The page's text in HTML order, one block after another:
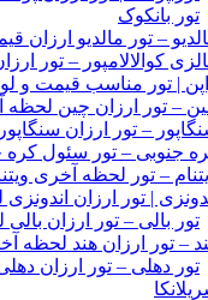
تور بانکوک
– تور مالدیو
کوالالامپور – تور
| تور مناسب قیمت و
– تور ارزان چین لحظه
– تور ارزان
جنوبی – تور سئول
– تور لحظه آخری
| تور ارزان
تور بالی – تور ارزان
– تور ارزان هند لحظه
تور دهلی – تور ارزان